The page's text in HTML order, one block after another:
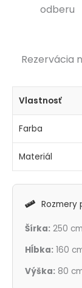
odberu
Rezervácia
Vlastnosť
Farba
Materiál
Rozmery
Šírka: 250 cm
Hĺbka: 160
Výška: 80